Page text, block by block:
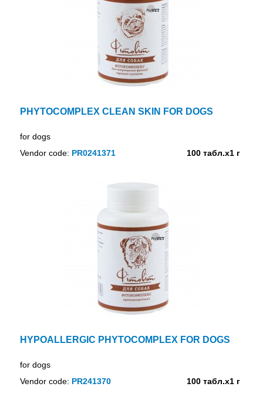
PHYTOCOMPLEX CLEAN SKIN FOR DOGS
for dogs
100 табл.х1 г
Vendor code: PR0241371
HYPOALLERGIC PHYTOCOMPLEX FOR DOGS
for dogs
100 табл.х1 г
Vendor code: PR241370